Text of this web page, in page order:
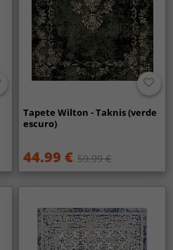
Tapete Wilton - Taknis (verde
escuro)
44.99 € 59.99 €